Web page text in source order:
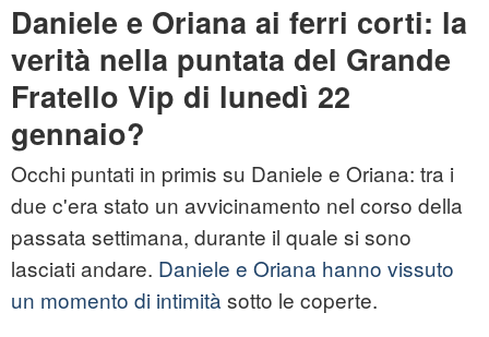
Daniele e Oriana ai ferri corti: la
verità nella puntata del Grande
Fratello Vip di lunedì 22
gennaio?
Occhi puntati in primis su Daniele e Oriana: tra i
due c'era stato un avvicinamento nel corso della
passata settimana, durante il quale si sono
lasciati andare. Daniele e Oriana hanno vissuto
un momento di intimità sotto le coperte.